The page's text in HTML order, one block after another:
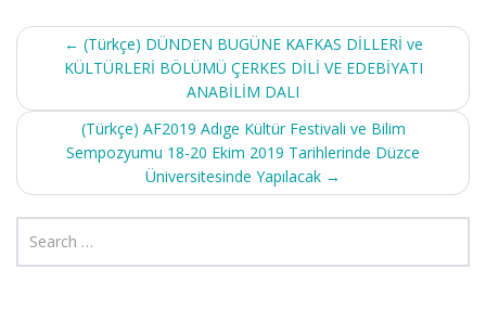
Post
navigation
← (Türkçe) DÜNDEN BUGÜNE KAFKAS DİLLERİ ve
KÜLTÜRLERİ BÖLÜMÜ ÇERKES DİLİ VE EDEBİYATI
ANABİLİM DALI
(Türkçe) AF2019 Adıge Kültür Festivali ve Bilim
Sempozyumu 18-20 Ekim 2019 Tarihlerinde Düzce
Üniversitesinde Yapılacak →